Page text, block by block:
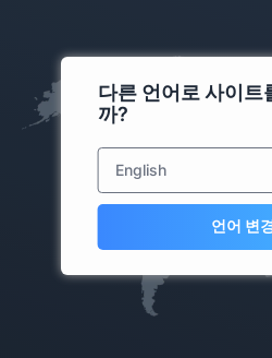
다른 언어로 사이트
까?
English
언어 변